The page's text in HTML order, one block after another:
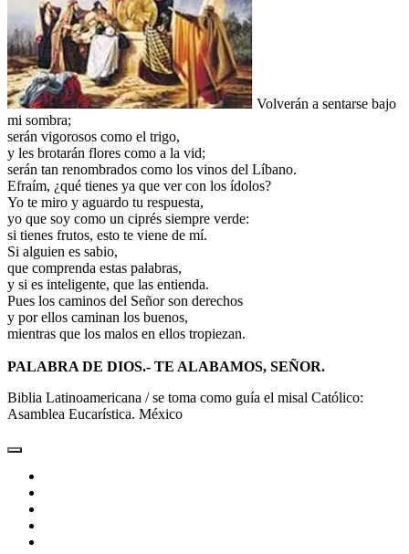
Volverán a sentarse bajo
mi sombra;
serán vigorosos como el trigo,
y les brotarán flores como a la vid;
serán tan renombrados como los vinos del Líbano.
Efraím, ¿qué tienes ya que ver con los ídolos?
Yo te miro y aguardo tu respuesta,
yo que soy como un ciprés siempre verde:
si tienes frutos, esto te viene de mí.
Si alguien es sabio,
que comprenda estas palabras,
y si es inteligente, que las entienda.
Pues los caminos del Señor son derechos
y por ellos caminan los buenos,
mientras que los malos en ellos tropiezan.
PALABRA DE DIOS.- TE ALABAMOS, SEÑOR.
Biblia Latinoamericana / se toma como guía el misal Católico:
Asamblea Eucarística. México